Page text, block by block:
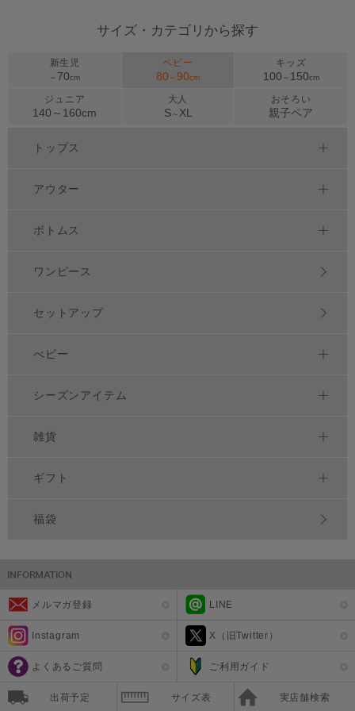
サイズ・カテゴリから探す
新生児
～ 70cm
ベビー
80 ～90cm
キッズ
100 ～ 150cm
ジュニア
140～ 160cm
大人
S～ XL
おそろい
親子ペア
トップス
アウター
ボトムス
ワンピース
セットアップ
べビー
シーズンアイテム
雑貨
ギフト
福袋
メルマガ登録 LINE
Instagram X（旧Twitter）
よくあるご質問 ご利用ガイド
出荷予定 サイズ表 実店舗検索